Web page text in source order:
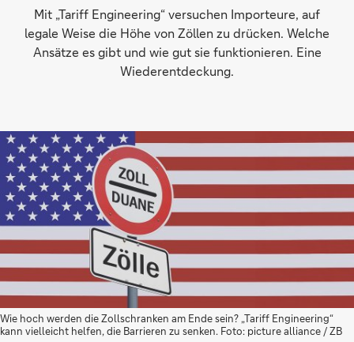
Mit „Tariff Engineering“ versuchen Importeure, auf
legale Weise die Höhe von Zöllen zu drücken. Welche
Ansätze es gibt und wie gut sie funktionieren. Eine
Wiederentdeckung.
Wie hoch werden die Zollschranken am Ende sein? „Tariff Engineering“
kann vielleicht helfen, die Barrieren zu senken. Foto: picture alliance / ZB